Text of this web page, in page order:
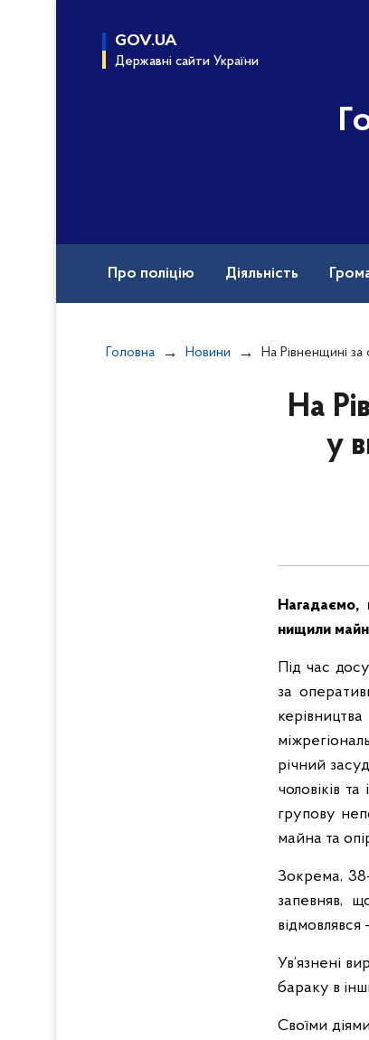
GOV.UA
Державні сайти України
Про поліцію Діяльність
Головна Новини На Рівненщині за фактом масових
На
у
Нагадаємо,
нищили
Під час
за
річний
чоловіків
групову
майна та
Зокрема,
запевняв,
Ув’язнені
бараку в
Своїми